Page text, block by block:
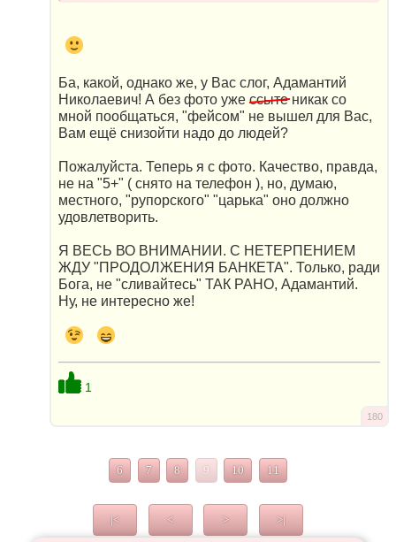
Ба, какой, однако же, у Вас слог, Адамантий
Николаевич! А без фото уже ссытеникак со
мной пообщаться, "фейсом" не вышел для Вас,
Вам ещё снизойти надо до людей?
Пожалуйста. Теперь я с фото. Качество, правда,
не на "5+" ( снято на телефон ), но, думаю,
местного, "рупорского" "царька" оно должно
удовлетворить.
Я ВЕСЬ ВО ВНИМАНИИ. С НЕТЕРПЕНИЕМ
ЖДУ "ПРОДОЛЖЕНИЯ БАНКЕТА". Только, ради
Бога, не "сливайтесь" ТАК РАНО, Адамантий.
Ну, не интересно же!
1
180
6 7 8 9 10 11
|< < > >|